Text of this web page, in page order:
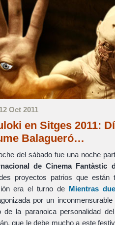
Oct 2011
en Sitges 2011:
Balagueró…
del sábado fue una noche
de Cinema Fantàstic
proyectos patrios que
era el turno de Mientras
por un inconmensurable
de la paranoica personalidad
que le debe mucho a este